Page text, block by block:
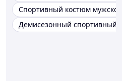
Спортивный костюм
Демисезонный спортивный